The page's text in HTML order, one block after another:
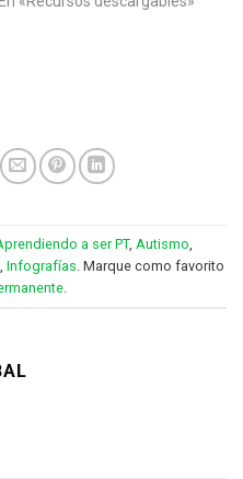
a ser PT, Autismo
Infografías . Marque como favorito